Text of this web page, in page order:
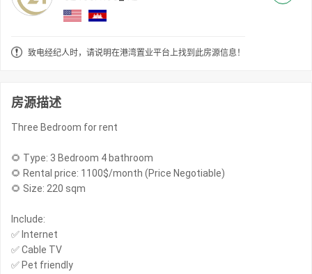
致电经纪人时，请说明在港湾置业平台上找到此房源信息！
房源描述
Three Bedroom for rent
🌻 Type: 3 Bedroom 4 bathroom
🌻 Rental price: 1100$/month (Price Negotiable)
🌻 Size: 220 sqm
Include:
✅ Internet
✅ Cable TV
✅ Pet friendly